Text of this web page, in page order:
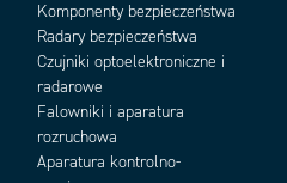
Komponenty bezpieczeństwa
Radary bezpieczeństwa
Czujniki optoelektroniczne i
radarowe
Falowniki i aparatura
rozruchowa
Aparatura kontrolno-